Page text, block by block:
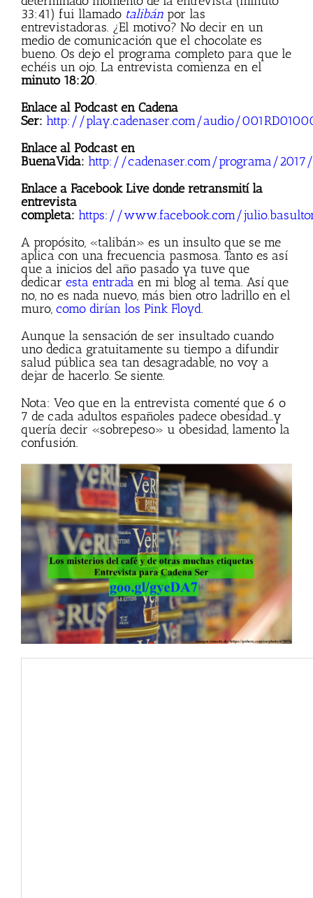
33:41) fui llamado talibán por las
entrevistadoras. ¿El motivo? No decir en un
medio de comunicación que el chocolate es
bueno. Os dejo el programa completo para que le
echéis un ojo. La entrevista comienza en el
minuto 18:20.
Enlace al Podcast en Cadena
Ser: http://play.cadenaser.com/audio/
Enlace al Podcast en
BuenaVida: http://cadenaser.com/programa/
Enlace a Facebook Live donde retransmití la
entrevista
completa: https://www.facebook.com/
A propósito, «talibán» es un insulto que se me
aplica con una frecuencia pasmosa. Tanto es así
que a inicios del año pasado ya tuve que
dedicar esta entrada en mi blog al tema. Así que
no, no es nada nuevo, más bien otro ladrillo en el
muro, como dirían los Pink Floyd.
Aunque la sensación de ser insultado cuando
uno dedica gratuitamente su tiempo a difundir
salud pública sea tan desagradable, no voy a
dejar de hacerlo. Se siente.
Nota: Veo que en la entrevista comenté que 6 o
7 de cada adultos españoles padece obesidad…y
quería decir «sobrepeso» u obesidad, lamento la
confusión.